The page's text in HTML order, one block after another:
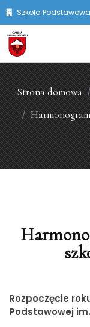
Szkoła
Strona domowa
Rozpoczęcie
Podstawowej